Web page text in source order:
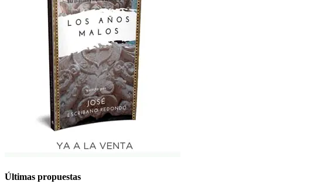
Últimas propuestas